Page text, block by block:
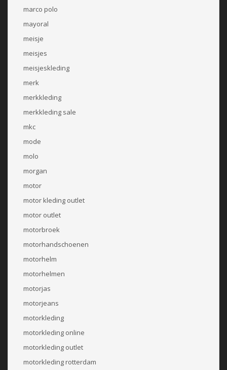
marco polo
mayoral
meisje
meisjes
meisjeskleding
merk
merkkleding
merkkleding sale
mkc
mode
molo
morgan
motor
motor kleding outlet
motor outlet
motorbroek
motorhandschoenen
motorhelm
motorhelmen
motorjas
motorjeans
motorkleding
motorkleding online
motorkleding outlet
motorkleding rotterdam